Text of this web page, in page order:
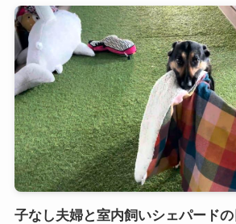
子なし夫婦と室内飼いシェパード